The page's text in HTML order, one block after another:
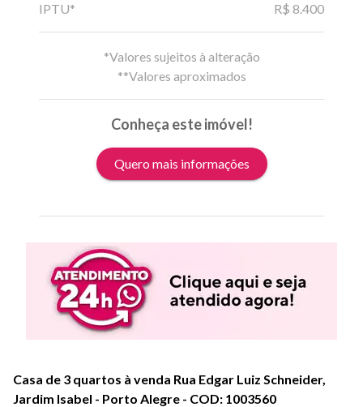
IPTU*
R$ 8.400
*Valores sujeitos à alteração
**Valores aproximados
Conheça este imóvel!
Quero mais informações
Casa de 3 quartos à venda Rua Edgar Luiz Schneider,
Jardim Isabel - Porto Alegre - COD: 1003560